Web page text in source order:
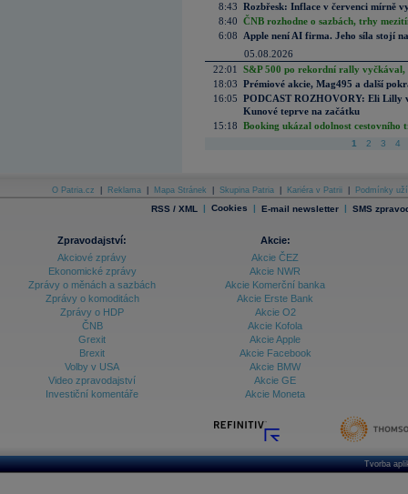
8:43 Rozbřesk: Inflace v červenci mírně
8:40 ČNB rozhodne o sazbách, trhy
6:08
Apple není AI firma. Jeho síla stojí
05.08.2026
22:01
S&P 500 po rekordní rally vyčkával,
18:03 Prémiové akcie, Mag495 a další
16:05 PODCAST ROZHOVORY: Eli Lilly
Kunové teprve na začátku
15:18 Booking ukázal odolnost cestovního
1 2 3 4
O Patria.cz Reklama Mapa Stránek Skupina Patria Kariéra v Patrii Podmínky
RSS / XML | Cookies | E-mail newsletter | SMS
Zpravodajství:
Akciové zprávy
Ekonomické zprávy
Zprávy o měnách a sazbách
Zprávy o komoditách
Zprávy o HDP
ČNB
Grexit
Brexit
Volby v USA
Video zpravodajství
Investiční komentáře
Akcie:
Akcie ČEZ
Akcie NWR
Akcie Komerční banka
Akcie Erste Bank
Akcie O2
Akcie Kofola
Akcie Apple
Akcie Facebook
Akcie BMW
Akcie GE
Akcie Moneta
Tvorba